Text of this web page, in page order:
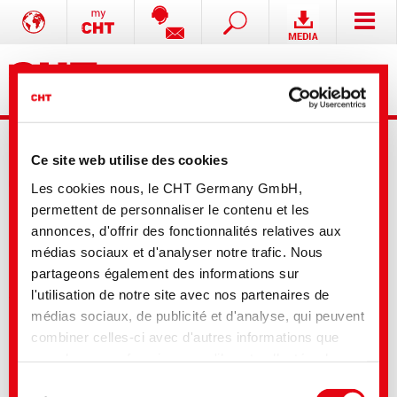
Ce site web utilise des cookies
Les cookies nous, le CHT Germany GmbH,
permettent de personnaliser le contenu et les
annonces, d'offrir des fonctionnalités relatives aux
médias sociaux et d'analyser notre trafic. Nous
partageons également des informations sur
l'utilisation de notre site avec nos partenaires de
médias sociaux, de publicité et d'analyse, qui peuvent
combiner celles-ci avec d'autres informations que
Information de produit: Gamme de base CHT
Le produit que vous avez sélectionné n'est pas disponible en ligne.
Veuillez nous contacter, nous sommes heureux de vous aider.